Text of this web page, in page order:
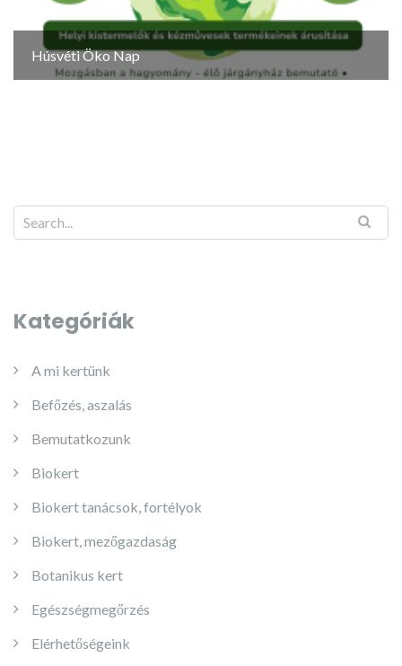
Húsvéti Öko Nap
Kategóriák
A mi kertünk
Befőzés, aszalás
Bemutatkozunk
Biokert
Biokert tanácsok, fortélyok
Biokert, mezőgazdaság
Botanikus kert
Egészségmegőrzés
Elérhetőségeink